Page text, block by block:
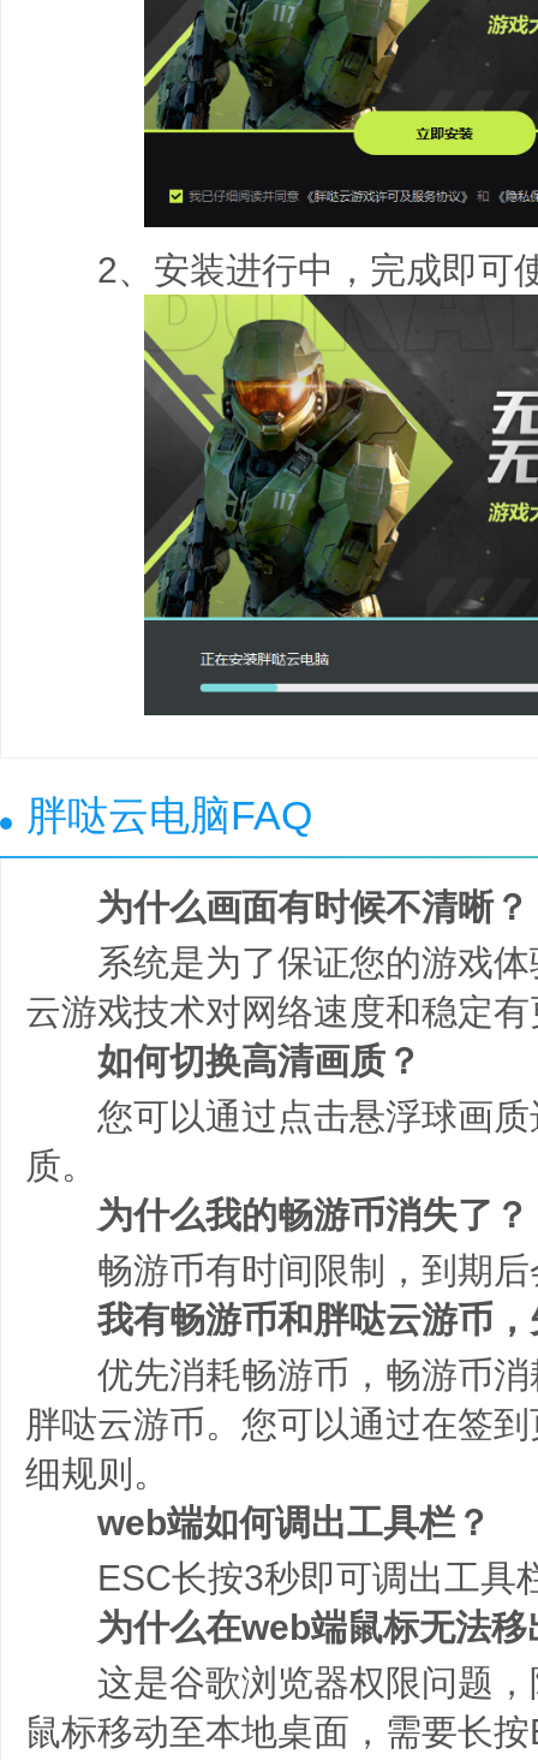
2、安装进行中，完成即可
胖哒云电脑FAQ
为什么画面有时候不清晰？
系统是为了保证您的游戏体
云游戏技术对网络速度和稳定
如何切换高清画质？
您可以通过点击悬浮球画质
质。
为什么我的畅游币消失了？
畅游币有时间限制，到期后
我有畅游币和胖哒云游币，
优先消耗畅游币，畅游币消
胖哒云游币。您可以通过在签
细规则。
web端如何调出工具栏？
ESC长按3秒即可调出工具
为什么在web端鼠标无法移
这是谷歌浏览器权限问题，
鼠标移动至本地桌面，需要长